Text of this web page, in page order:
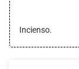
Incienso.